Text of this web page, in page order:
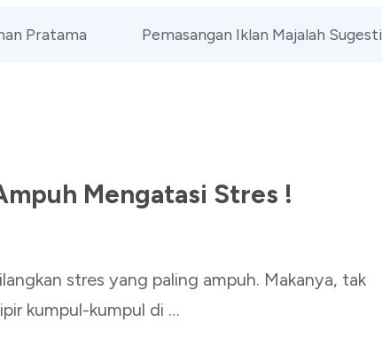
Pratama Pemasangan Iklan Majalah Sugesti
Mengatasi Stres !
stres yang paling ampuh. Makanya, tak
kumpul-kumpul di …